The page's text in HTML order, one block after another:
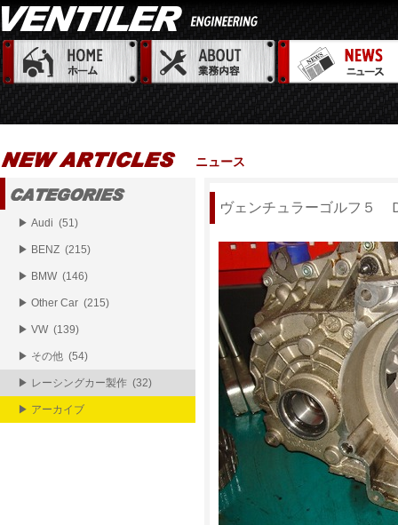
ニュース
ヴェンチュラーゴルフ５
▶ Audi (51)
▶ BENZ (215)
▶ BMW (146)
▶ Other Car (215)
▶ VW (139)
▶ その他 (54)
▶ レーシングカー製作 (32)
▶ アーカイブ